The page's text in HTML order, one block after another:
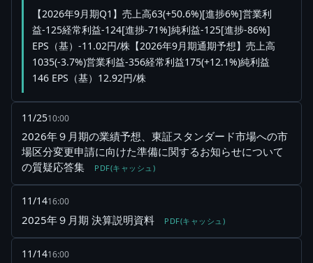
【2026年9月期Q1】売上高63(+50.6%)[進捗6%]営業利
益-125経常利益-124[進捗-71%]純利益-125[進捗-86%]
EPS（基）-11.02円/株【2026年9月期通期予想】売上高
1035(-3.7%)営業利益-356経常利益175(+12.1%)純利益
146 EPS（基）12.92円/株
11/2510:00
2026年９月期の業績予想、東証スタンダード市場への市
場区分変更申請に向けた準備に関するお知らせについて
の質疑応答集
PDF(キャッシュ)
11/1416:00
2025年９月期 決算説明資料 PDF(キャッシュ)
11/1416:00